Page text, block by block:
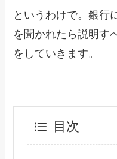
というわけで。銀行
を聞かれたら説明す
をしていきます。
目次